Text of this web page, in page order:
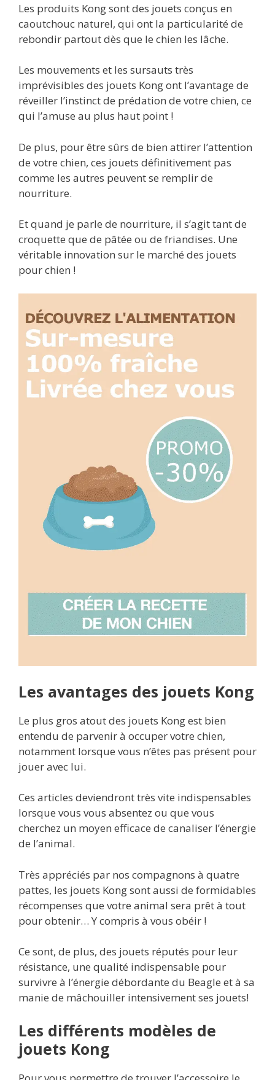
Les produits Kong sont des jouets conçus en
caoutchouc naturel, qui ont la particularité de
rebondir partout dès que le chien les lâche.
Les mouvements et les sursauts très
imprévisibles des jouets Kong ont l’avantage de
réveiller l’instinct de prédation de votre chien, ce
qui l’amuse au plus haut point !
De plus, pour être sûrs de bien attirer l’attention
de votre chien, ces jouets définitivement pas
comme les autres peuvent se remplir de
nourriture.
Et quand je parle de nourriture, il s’agit tant de
croquette que de pâtée ou de friandises. Une
véritable innovation sur le marché des jouets
pour chien !
Les avantages des jouets Kong
Le plus gros atout des jouets Kong est bien
entendu de parvenir à occuper votre chien,
notamment lorsque vous n’êtes pas présent pour
jouer avec lui.
Ces articles deviendront très vite indispensables
lorsque vous vous absentez ou que vous
cherchez un moyen efficace de canaliser l’énergie
de l’animal.
Très appréciés par nos compagnons à quatre
pattes, les jouets Kong sont aussi de formidables
récompenses que votre animal sera prêt à tout
pour obtenir… Y compris à vous obéir !
Ce sont, de plus, des jouets réputés pour leur
résistance, une qualité indispensable pour
survivre à l’énergie débordante du Beagle et à sa
manie de mâchouiller intensivement ses jouets!
Les différents modèles de
jouets Kong